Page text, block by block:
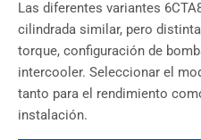
Las diferentes variantes
cilindrada similar, pero
torque, configuración de
intercooler. Seleccionar el
tanto para el rendimiento
instalación.